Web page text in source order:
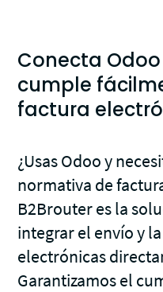
Conecta
cumple
factura
¿Usas Odoo y
normativa de
B2Brouter es la
integrar el envío y
electrónicas
Garantizamos el